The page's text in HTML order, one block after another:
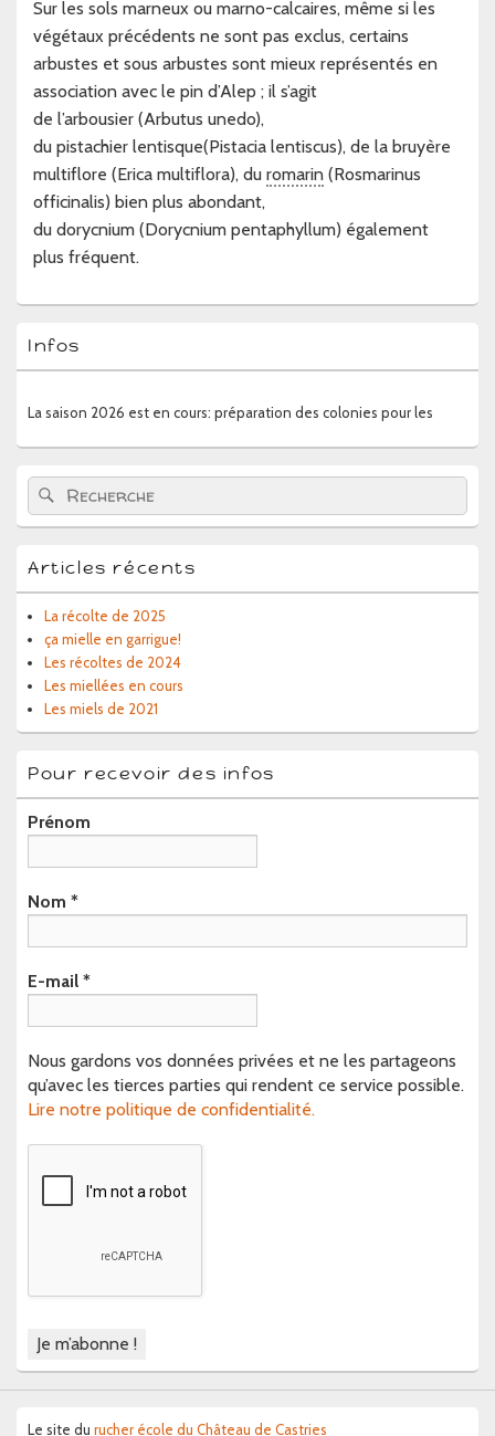
Sur les sols marneux ou marno-calcaires, même si les
végétaux précédents ne sont pas exclus, certains
arbustes et sous arbustes sont mieux représentés en
association avec le pin d’Alep ; il s’agit
de l’arbousier (Arbutus unedo),
du pistachier lentisque(Pistacia lentiscus), de la bruyère
multiflore (Erica multiflora), du romarin (Rosmarinus
officinalis) bien plus abondant,
du dorycnium (Dorycnium pentaphyllum) également
plus fréquent.
principale
de
pour
barre
Infos
La saison 2026 est en cours: préparation des colonies pour les
Recherche :Rechercher
Articles récents
La récolte de 2025
ça mielle en garrigue!
Les récoltes de 2024
Les miellées en cours
Les miels de 2021
Pour recevoir des infos
Prénom
Nom *
E-mail *
Nous gardons vos données privées et ne les partageons
qu’avec les tierces parties qui rendent ce service possible.
Lire notre politique de confidentialité.
Le site du rucher école du Château de Castries